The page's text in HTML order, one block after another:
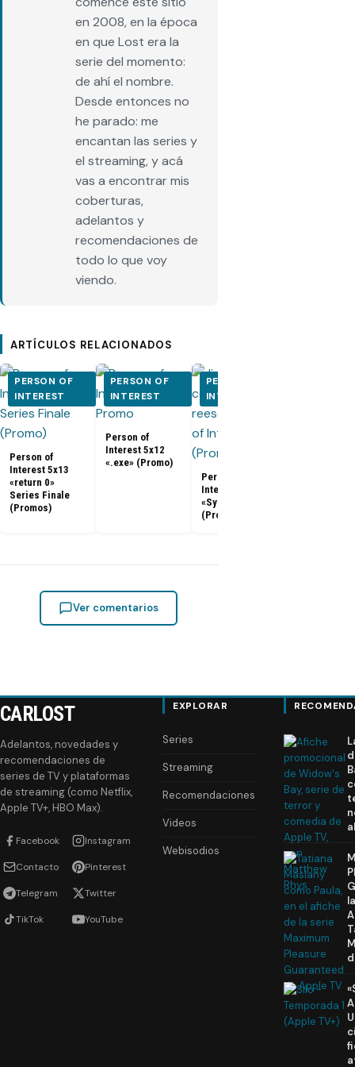
en 2008, en la época
en que Lost era la
serie del momento:
de ahí el nombre.
Desde entonces no
he parado: me
encantan las series y
el streaming, y acá
vas a encontrar mis
coberturas,
adelantos y
recomendaciones de
todo lo que voy
viendo.
ARTÍCULOS RELACIONADOS
PERSON OF
INTEREST
Person of
Interest 5x13
«return 0»
Series Finale
(Promos)
PERSON OF
INTEREST
Person of
Interest 5x12
«.exe» (Promo)
PERSON OF
INTEREST
Person of
Interest 5x11
«Synecdoche»
(Promo)
Ver comentarios
CARLOST
Adelantos, novedades y
recomendaciones de
series de TV y plataformas
de streaming (como Netflix,
Apple TV+, HBO Max).
Facebook Instagram
Contacto Pinterest
Telegram Twitter
TikTok YouTube
EXPLORAR
Series
Streaming
Recomendaciones
Videos
Webisodios